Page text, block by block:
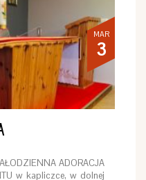
MAR
3
ADORACJA
w kapliczce, w dolnej